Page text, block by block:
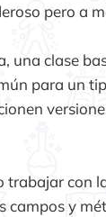
pero a
una clase
para un
con
campos y